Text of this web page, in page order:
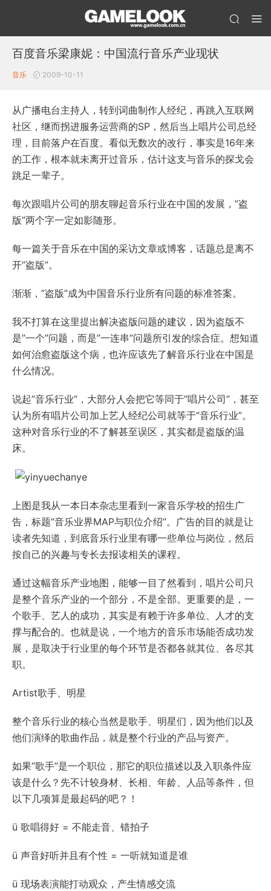
百度音乐梁康妮：中国流行音乐产业现状
音乐 2009-10-11
从广播电台主持人，转到词曲制作人经纪，再跳入互联网
社区，继而拐进服务运营商的SP，然后当上唱片公司总经
理，目前落户在百度。看似无数次的改行，事实是16年来
的工作，根本就未离开过音乐，估计这支与音乐的探戈会
跳足一辈子。
每次跟唱片公司的朋友聊起音乐行业在中国的发展，”盗
版”两个字一定如影随形。
每一篇关于音乐在中国的采访文章或博客，话题总是离不
开”盗版”。
渐渐，”盗版”成为中国音乐行业所有问题的标准答案。
我不打算在这里提出解决盗版问题的建议，因为盗版不
是”一个”问题，而是”一连串”问题所引发的综合症。想知道
如何治愈盗版这个病，也许应该先了解音乐行业在中国是
什么情况。
说起”音乐行业”，大部分人会把它等同于”唱片公司”，甚至
认为所有唱片公司加上艺人经纪公司就等于”音乐行业”。
这种对音乐行业的不了解甚至误区，其实都是盗版的温
床。
上图是我从一本日本杂志里看到一家音乐学校的招生广
告，标题”音乐业界MAP与职位介绍”。广告的目的就是让
读者先知道，到底音乐行业里有哪一些单位与岗位，然后
按自己的兴趣与专长去报读相关的课程。
通过这幅音乐产业地图，能够一目了然看到，唱片公司只
是整个音乐产业的一个部分，不是全部。更重要的是，一
个歌手、艺人的成功，其实是有赖于许多单位、人才的支
撑与配合的。也就是说，一个地方的音乐市场能否成功发
展，是取决于行业里的每个环节是否都各就其位、各尽其
职。
Artist歌手、明星
整个音乐行业的核心当然是歌手、明星们，因为他们以及
他们演绎的歌曲作品，就是整个行业的产品与资产。
如果”歌手”是一个职位，那它的职位描述以及入职条件应
该是什么？先不计较身材、长相、年龄、人品等条件，但
以下几项算是最起码的吧？！
ü 歌唱得好 = 不能走音、错拍子
ü 声音好听并且有个性 = 一听就知道是谁
ü 现场表演能打动观众，产生情感交流